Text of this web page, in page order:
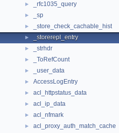
► _rfc1035_query
► _sp
► _store_check_cachable_hist
► _storerepl_entry
► _strhdr
► _ToRefCount
► _user_data
► AccessLogEntry
► acl_httpstatus_data
► acl_ip_data
► acl_nfmark
► acl_proxy_auth_match_cache